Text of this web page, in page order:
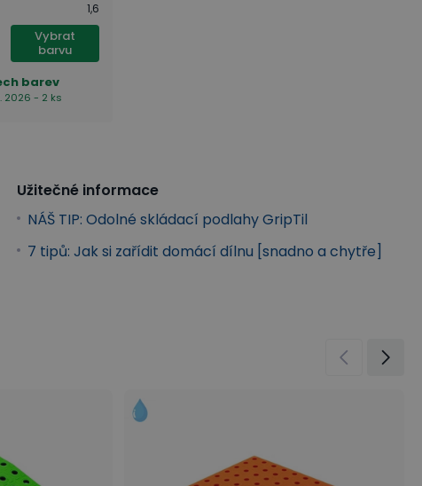
1,6
Vybrat
barvu
barev
2026 - 2 ks
Užitečné informace
NÁŠ TIP: Odolné skládací podlahy GripTil
7 tipů: Jak si zařídit domácí dílnu [snadno a chytře]